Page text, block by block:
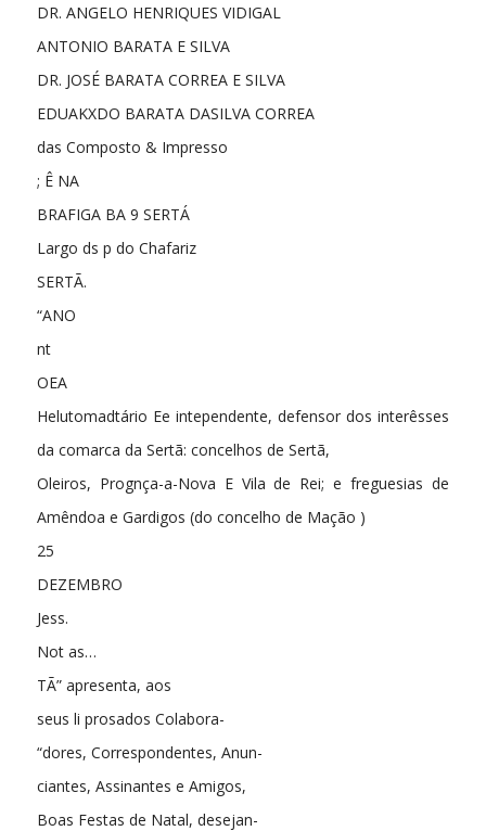
DR. ANGELO HENRIQUES VIDIGAL
ANTONIO BARATA E SILVA
DR. JOSÉ BARATA CORREA E SILVA
EDUAKXDO BARATA DASILVA CORREA
das Composto & Impresso
; Ê NA
BRAFIGA BA 9 SERTÁ
Largo ds p do Chafariz
SERTÃ.
“ANO
nt
OEA
Helutomadtário Ee intependente, defensor dos interêsses
da comarca da Sertã: concelhos de Sertã,
Oleiros, Prognça-a-Nova E Vila de Rei; e freguesias de
Amêndoa e Gardigos (do concelho de Mação )
25
DEZEMBRO
Jess.
Not as…
TÃ” apresenta, aos
seus li prosados Colabora-
“dores, Correspondentes, Anun-
ciantes, Assinantes e Amigos,
Boas Festas de Natal, desejan-